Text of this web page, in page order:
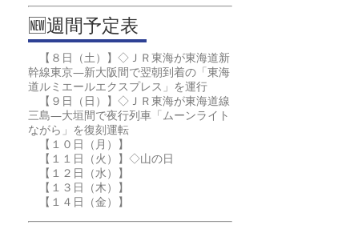
🆕週間予定表
【８日（土）】◇ＪＲ東海が東海道新
幹線東京―新大阪間で翌朝到着の「東海
道ルミエールエクスプレス」を運行
【９日（日）】◇ＪＲ東海が東海道線
三島―大垣間で夜行列車「ムーンライト
ながら」を復刻運転
【１０日（月）】
【１１日（火）】◇山の日
【１２日（水）】
【１３日（木）】
【１４日（金）】